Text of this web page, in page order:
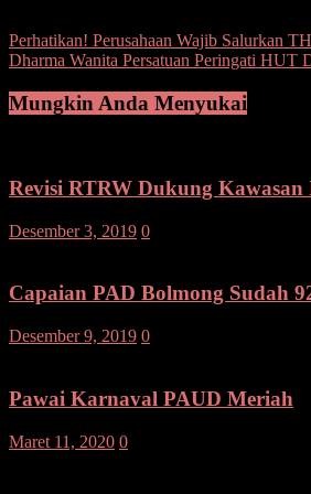
Navigasi
pos
Perhatikan! Perusahaan Wajib Salurkan
Dharma Wanita Persatuan Peringati HUT
Mungkin Anda Menyukai
Revisi RTRW Dukung
Desember 3, 2019 0
Capaian PAD Bolmong Sudah
Desember 9, 2019 0
Pawai Karnaval PAUD Meriah
Maret 11, 2020 0